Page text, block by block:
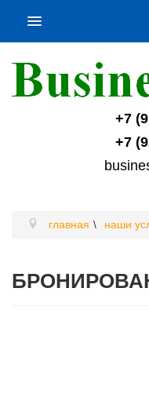
+7
+7
главная наши